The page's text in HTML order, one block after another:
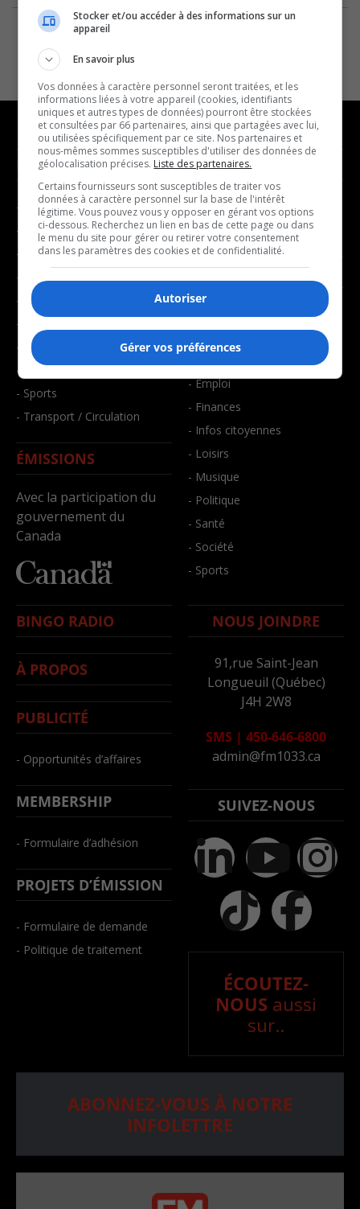
NOUVELLES
- Affaires municipales
- Communauté / Social
- Culture
- Économie
- Éducation
- Environnement
- Faits divers
- Santé et bien-être
- Sports
- Transport / Circulation
ÉMISSIONS
Avec la participation du
gouvernement du
Canada
MUSIQUE
- Décompte franco
- Joué récemment
BALADOS
- Affaires
- Emploi
- Finances
- Infos citoyennes
- Loisirs
- Musique
- Politique
- Santé
- Société
- Sports
BINGO RADIO
À PROPOS
PUBLICITÉ
- Opportunités d’affaires
MEMBERSHIP
- Formulaire d’adhésion
PROJETS D’ÉMISSION
- Formulaire de demande
- Politique de traitement
NOUS JOINDRE
91,rue Saint-Jean
Longueuil (Québec)
J4H 2W8
SMS | 450-646-6800
admin@fm1033.ca
SUIVEZ-NOUS
ÉCOUTEZ-
NOUS aussi
sur..
ABONNEZ-VOUS À NOTRE
INFOLETTRE
Stocker et/ou accéder à des informations sur un
appareil
En savoir plus
Vos données à caractère personnel seront traitées, et les
informations liées à votre appareil (cookies, identifiants
uniques et autres types de données) pourront être stockées
et consultées par 66 partenaires, ainsi que partagées avec lui,
ou utilisées spécifiquement par ce site. Nos partenaires et
nous-mêmes sommes susceptibles d'utiliser des données de
géolocalisation précises. Liste des partenaires.
Certains fournisseurs sont susceptibles de traiter vos
données à caractère personnel sur la base de l'intérêt
légitime. Vous pouvez vous y opposer en gérant vos options
ci-dessous. Recherchez un lien en bas de cette page ou dans
le menu du site pour gérer ou retirer votre consentement
dans les paramètres des cookies et de confidentialité.
Autoriser
Gérer vos préférences